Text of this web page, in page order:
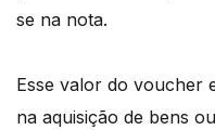
se na nota.
Esse valor do voucher
na aquisição de bens